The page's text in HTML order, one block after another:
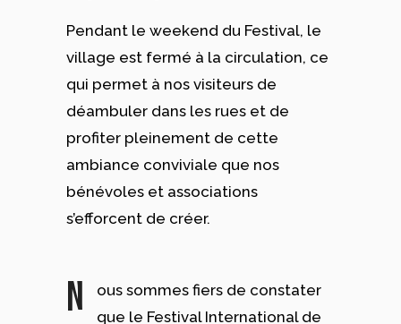
Pendant le weekend du Festival, le
village est fermé à la circulation, ce
qui permet à nos visiteurs de
déambuler dans les rues et de
profiter pleinement de cette
ambiance conviviale que nos
bénévoles et associations
s’efforcent de créer.
N
ous sommes fiers de constater
que le Festival International de